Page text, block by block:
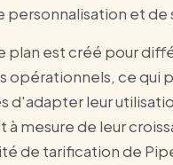
personnalisation et de
plan est créé pour
opérationnels, ce qui
d'adapter leur
à mesure de leur
de tarification de